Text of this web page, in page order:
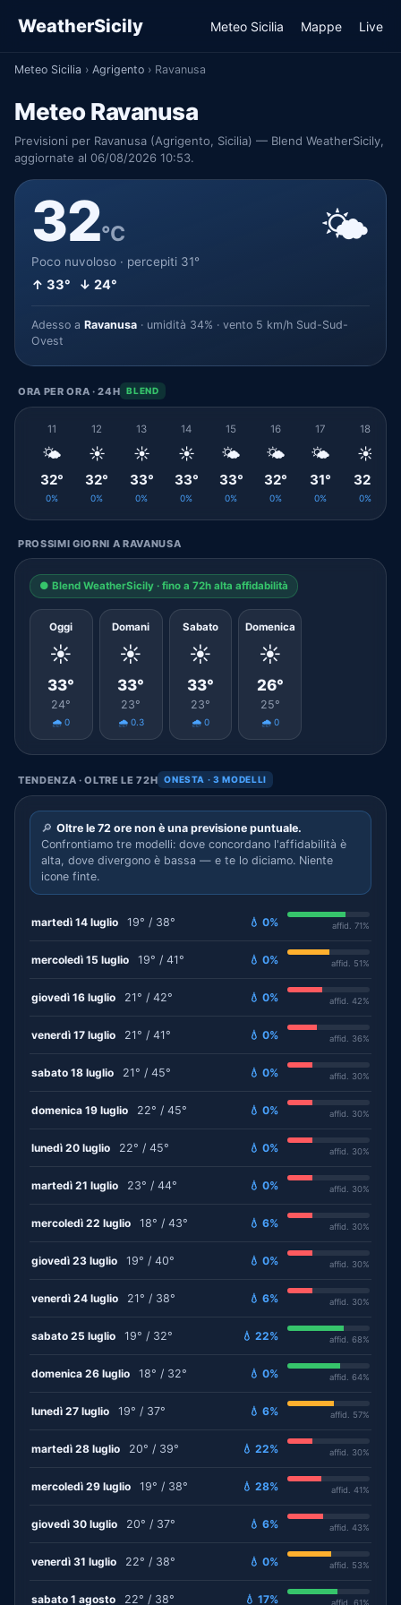
WeatherSicily Meteo Sicilia Mappe Live
Meteo Sicilia › Agrigento › Ravanusa
Meteo Ravanusa
Previsioni per Ravanusa (Agrigento, Sicilia) — Blend WeatherSicily,
aggiornate al 06/08/2026 10:53.
32°C
Poco nuvoloso · percepiti 31°
↑ 33° ↓ 24°
🌤️
Adesso a Ravanusa · umidità 34% · vento 5 km/h Sud-Sud-
Ovest
ORA PER ORA · 24H BLEND
11
🌤️
32°
0%
12
☀️
32°
0%
13
☀️
33°
0%
14
☀️
33°
0%
15
🌤️
33°
0%
16
🌤️
32°
0%
17
🌤️
31°
0%
18
☀️
32°
0%
PROSSIMI GIORNI A RAVANUSA
● Blend WeatherSicily · fino a 72h alta affidabilità
Oggi
☀️
33°
24°
🌧️ 0
Domani
☀️
33°
23°
🌧️ 0.3
Sabato
☀️
33°
23°
🌧️ 0
Domenica
☀️
26°
25°
🌧️ 0
TENDENZA · OLTRE LE 72H ONESTA · 3 MODELLI
🔎 Oltre le 72 ore non è una previsione puntuale.
Confrontiamo tre modelli: dove concordano l'affidabilità è
alta, dove divergono è bassa — e te lo diciamo. Niente
icone finte.
martedì 14 luglio 19° / 38° 💧 0% affid. 71%
mercoledì 15 luglio 19° / 41° 💧 0% affid. 51%
giovedì 16 luglio 21° / 42° 💧 0% affid. 42%
venerdì 17 luglio 21° / 41° 💧 0% affid. 36%
sabato 18 luglio 21° / 45° 💧 0% affid. 30%
domenica 19 luglio 22° / 45° 💧 0% affid. 30%
lunedì 20 luglio 22° / 45° 💧 0% affid. 30%
martedì 21 luglio 23° / 44° 💧 0% affid. 30%
mercoledì 22 luglio 18° / 43° 💧 6% affid. 30%
giovedì 23 luglio 19° / 40° 💧 0% affid. 30%
venerdì 24 luglio 21° / 38° 💧 6% affid. 30%
sabato 25 luglio 19° / 32° 💧 22% affid. 68%
domenica 26 luglio 18° / 32° 💧 0% affid. 64%
lunedì 27 luglio 19° / 37° 💧 6% affid. 57%
martedì 28 luglio 20° / 39° 💧 22% affid. 30%
mercoledì 29 luglio 19° / 38° 💧 28% affid. 41%
giovedì 30 luglio 20° / 37° 💧 6% affid. 43%
venerdì 31 luglio 22° / 38° 💧 0% affid. 53%
sabato 1 agosto 22° / 38° 💧 17% affid. 61%